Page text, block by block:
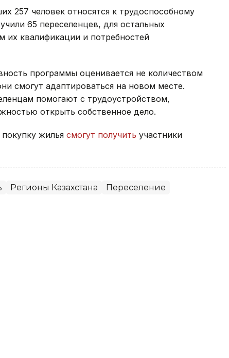
257 человек относятся к трудоспособному
65 переселенцев, для остальных
их квалификации и потребностей
программы оценивается не количеством
смогут адаптироваться на новом месте.
помогают с трудоустройством,
открыть собственное дело.
покупку жилья смогут получить участники
Регионы Казахстана Переселение